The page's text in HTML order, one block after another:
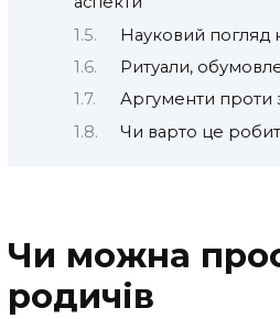
Науковий
Ритуали,
Аргументи
Чи варто це
Чи можна
родичів